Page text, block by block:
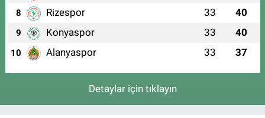
8 Rizespor 33 40
9 Konyaspor 33 40
10 Alanyaspor 33 37
Detaylar için tıklayın